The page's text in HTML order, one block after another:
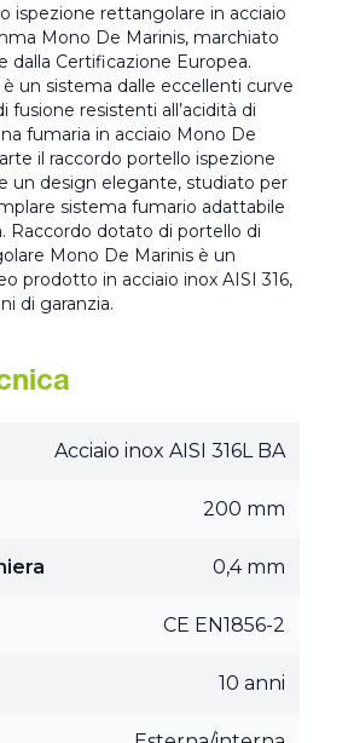
ispezione rettangolare in acciaio
Mono De Marinis, marchiato
dalla Certificazione Europea.
un sistema dalle eccellenti curve
fusione resistenti all’acidità di
fumaria in acciaio Mono De
il raccordo portello ispezione
un design elegante, studiato per
sistema fumario adattabile
Raccordo dotato di portello di
Mono De Marinis è un
prodotto in acciaio inox AISI 316,
di garanzia.
Acciaio inox AISI 316L BA
200 mm
0,4 mm
CE EN1856-2
10 anni